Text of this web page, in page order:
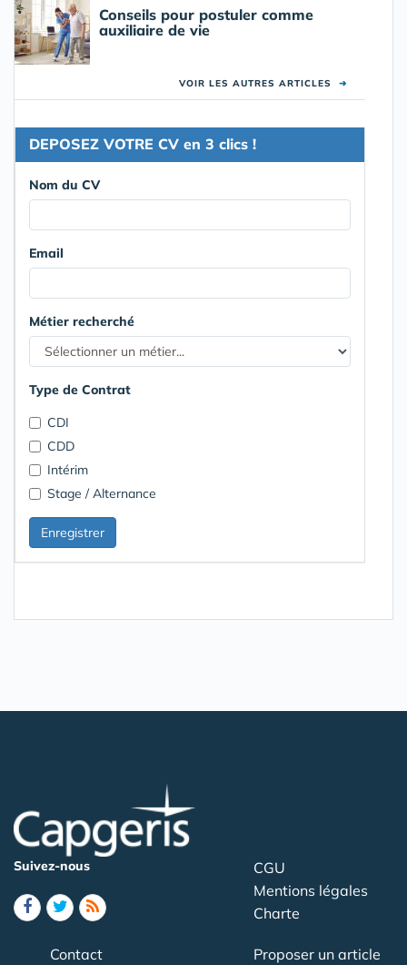
Conseils pour postuler comme
auxiliaire de vie
VOIR LES AUTRES ARTICLES ➜
DEPOSEZ VOTRE CV en 3 clics !
Nom du CV
Email
Métier recherché
Type de Contrat
CDI
CDD
Intérim
Stage / Alternance
Suivez-nous
CGU
Mentions légales
Charte
Contact
Proposer un article